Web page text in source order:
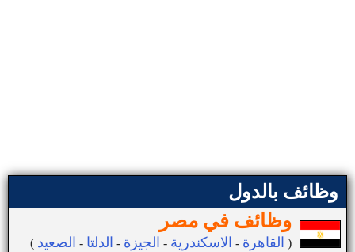
وظائف بالدول
وظائف في مصر
( القاهرة - الاسكندرية - الجيزة - الدلتا - الصعيد )